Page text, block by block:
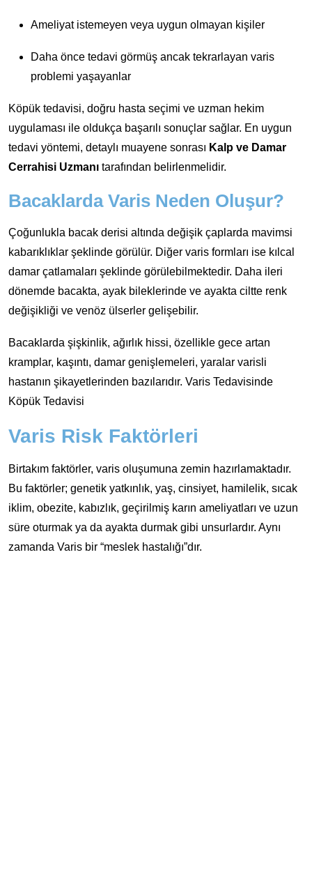
Ameliyat istemeyen veya uygun olmayan kişiler
Daha önce tedavi görmüş ancak tekrarlayan varis
problemi yaşayanlar
Köpük tedavisi, doğru hasta seçimi ve uzman hekim
uygulaması ile oldukça başarılı sonuçlar sağlar. En uygun
tedavi yöntemi, detaylı muayene sonrası Kalp ve Damar
Cerrahisi Uzmanı tarafından belirlenmelidir.
Bacaklarda Varis Neden Oluşur?
Çoğunlukla bacak derisi altında değişik çaplarda mavimsi
kabarıklıklar şeklinde görülür. Diğer varis formları ise kılcal
damar çatlamaları şeklinde görülebilmektedir. Daha ileri
dönemde bacakta, ayak bileklerinde ve ayakta ciltte renk
değişikliği ve venöz ülserler gelişebilir.
Bacaklarda şişkinlik, ağırlık hissi, özellikle gece artan
kramplar, kaşıntı, damar genişlemeleri, yaralar varisli
hastanın şikayetlerinden bazılarıdır. Varis Tedavisinde
Köpük Tedavisi
Varis Risk Faktörleri
Birtakım faktörler, varis oluşumuna zemin hazırlamaktadır.
Bu faktörler; genetik yatkınlık, yaş, cinsiyet, hamilelik, sıcak
iklim, obezite, kabızlık, geçirilmiş karın ameliyatları ve uzun
süre oturmak ya da ayakta durmak gibi unsurlardır. Aynı
zamanda Varis bir “meslek hastalığı”dır.